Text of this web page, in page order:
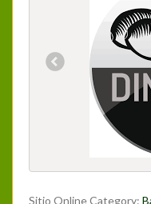
Sitio Online Category: